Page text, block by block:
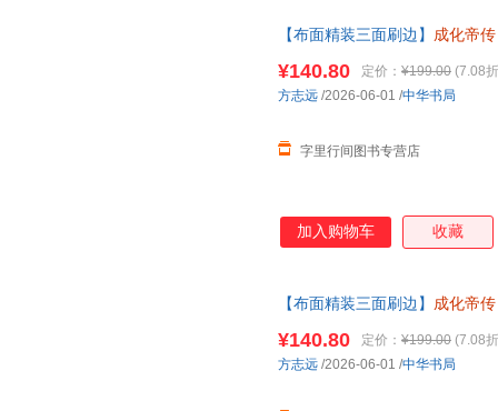
【布面精装三面刷边】 成化帝传
¥140.80 定价： ¥199.00 (7.08
字里行间图书专营店
方志远 /2026-06-01 /中华书局
加入购物车 收藏
【布面精装三面刷边】 成化帝传
¥140.80 定价： ¥199.00 (7.08
方志远 /2026-06-01 /中华书局